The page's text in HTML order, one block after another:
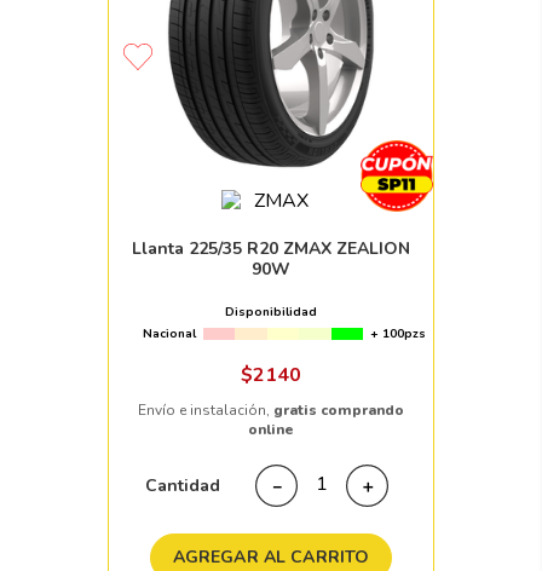
Llanta 225/35 R20 ZMAX ZEALION
90W
Disponibilidad
Nacional
+ 100pzs
$2140
Envío e instalación, gratis comprando
online
Cantidad ＋
－
AGREGAR AL CARRITO